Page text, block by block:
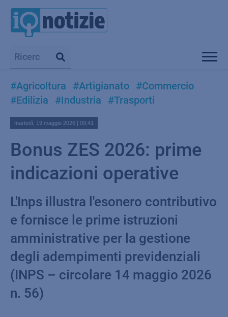
#Agricoltura #Artigianato #Commercio
#Edilizia
#Industria #Trasporti
martedì, 19 maggio 2026 | 09:41
Bonus ZES 2026: prime
indicazioni operative
L'Inps illustra l'esonero contributivo
e fornisce le prime istruzioni
amministrative per la gestione
degli adempimenti previdenziali
(INPS – circolare 14 maggio 2026
n. 56)